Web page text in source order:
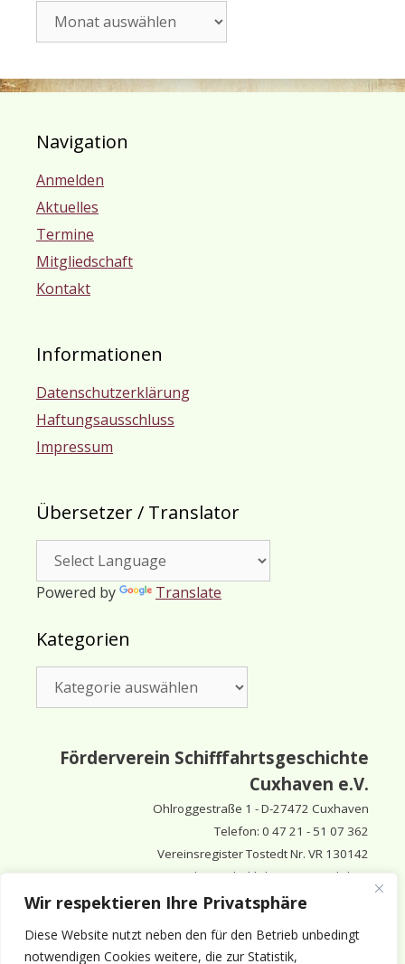
Wir respektieren Ihre Privatsphäre
Diese Website nutzt neben den für den Betrieb unbedingt
notwendigen Cookies weitere, die zur Statistik,
Navigation
Anmelden
Aktuelles
Termine
Mitgliedschaft
Kontakt
Informationen
Datenschutzerklärung
Haftungsausschluss
Impressum
Übersetzer / Translator
Powered by Translate
Kategorien
Förderverein Schifffahrtsgeschichte
Cuxhaven e.V.
Ohlroggestraße 1 - D-27472 Cuxhaven
Telefon: 0 47 21 - 51 07 362
Vereinsregister Tostedt Nr. VR 130142
Vorsitzender & inhaltlich Verantwortlicher:
Horst Huthsfeldt
Stellv. Vorsitzender: Eberhard Hewicker